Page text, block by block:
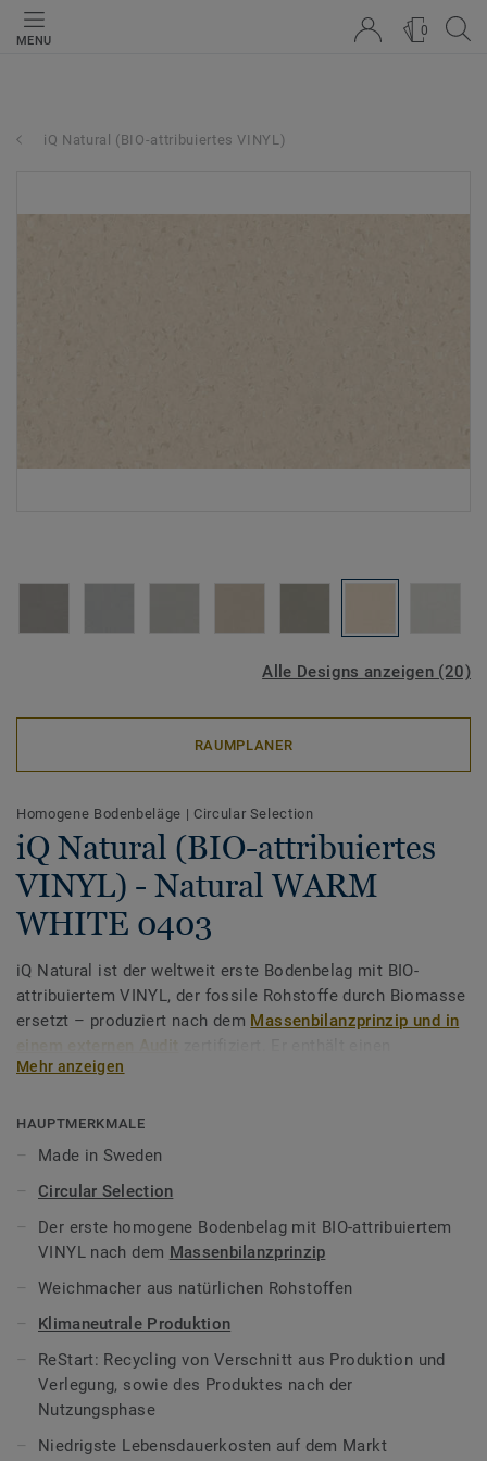
MENU
0
iQ Natural (BIO-attribuiertes VINYL)
Alle Designs anzeigen (20)
RAUMPLANER
Homogene Bodenbeläge | Circular Selection
iQ Natural (BIO-attribuiertes
VINYL) - Natural WARM
WHITE 0403
iQ Natural ist der weltweit erste Bodenbelag mit BIO-
attribuiertem VINYL, der fossile Rohstoffe durch Biomasse
ersetzt – produziert nach dem Massenbilanzprinzip und in
einem externen Audit
natürlichen, phthalatfreien Weichmacher auf der Basis
elastischen Bodenbelägen mit dem geringsten CO2-
Fußabdruck auf dem Markt gehört. Über den gesamten
Produktlebenszyklus hinweg bietet das Produkt eine
Lösung, die Treibhausgasemissionen um mehr als -60 % im
Vergleich zu einem durchschnittlichen homogenen
Vinylbodenbelag auf fossiler Basis* reduziert.
Krankenhaus (z.B.im Operationssaal) und der Forschung
gefragt, wo es um den Einsatz in sensiblen Bereichen mit
absoluter Hygiene ankommt. Die strapazierfähige
Oberfläche ist für Schwerlast geeignet, pflegeleicht und
Mehr anzeigen
HAUPTMERKMALE
Made in Sweden
Circular Selection
Der erste homogene Bodenbelag mit BIO-attribuiertem
VINYL nach dem Massenbilanzprinzip
Weichmacher aus natürlichen Rohstoffen
Klimaneutrale Produktion
ReStart: Recycling von Verschnitt aus Produktion und
Verlegung, sowie des Produktes nach der
Nutzungsphase
Niedrigste Lebensdauerkosten auf dem Markt